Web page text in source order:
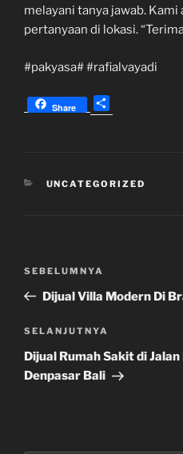
melayani tanya jawab.
pertanyaan di lokasi.
#pakyasa# #rafialvayadi
Share
h
KATEGORI
UNCATEGORIZED
Pos
Sebelumnya
SEBELUMNYA
Dijual Villa Modern Di
Pos
Selanjutnya
SELANJUTNYA
Dijual Rumah Sakit di
Denpasar Bali